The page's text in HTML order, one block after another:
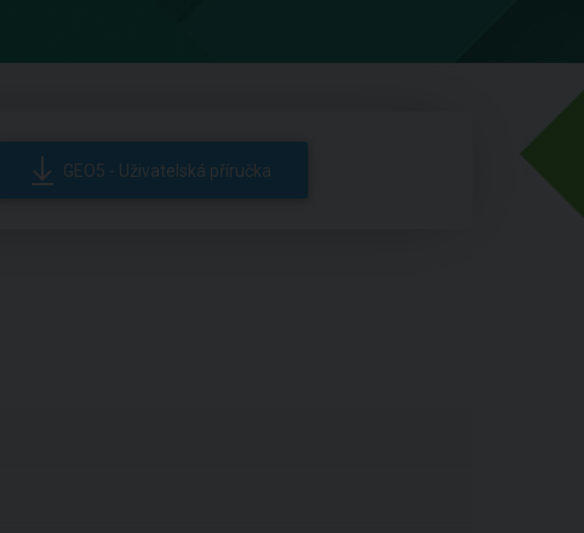
GEO5 - Uživatelská příručka